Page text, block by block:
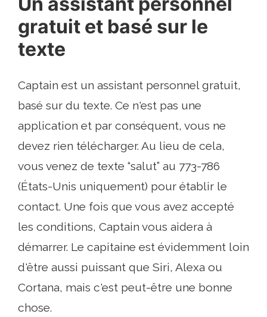
gratuit et basé sur le
texte
Captain est un assistant personnel gratuit,
basé sur du texte. Ce n'est pas une
application et par conséquent, vous ne
devez rien télécharger. Au lieu de cela,
vous venez de texte “salut” au 773-786
(États-Unis uniquement) pour établir le
contact. Une fois que vous avez accepté
les conditions, Captain vous aidera à
démarrer. Le capitaine est évidemment loin
d'être aussi puissant que Siri, Alexa ou
Cortana, mais c'est peut-être une bonne
chose.